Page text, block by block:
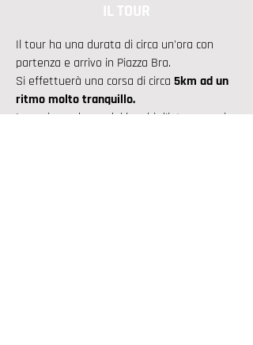
IL TOUR
Il tour ha una durata di circa un'ora con
partenza e arrivo in Piazza Bra.
Si effettuerà una corsa di circa 5km ad un
ritmo molto tranquillo.
In corrispondenza dei luoghi d'interesse si